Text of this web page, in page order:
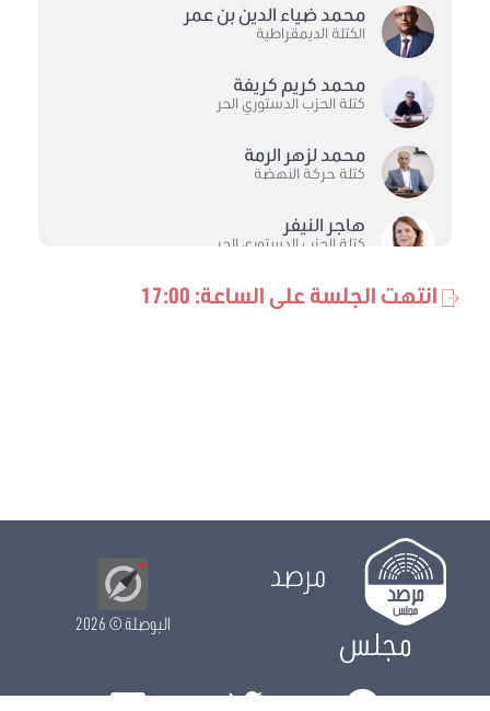
محمد ضياء الدين بن عمر
الكتلة الديمقراطية
محمد كريم كريفة
كتلة الحزب الدستوري الحر
محمد لزهر الرمة
كتلة حركة النهضة
هاجر النيفر
كتلة الحزب الدستوري الحر
يمينة الزغلامي
كتلة حركة النهضة
كتلة حركة النهضة
كنزة عجالة
كتلة حركة النهضة
مريم السعيدي
كتلة حزب قلب تونس
انتهت الجلسة على الساعة: 17:00
مرصد
مجلس
البوصلة© 2026